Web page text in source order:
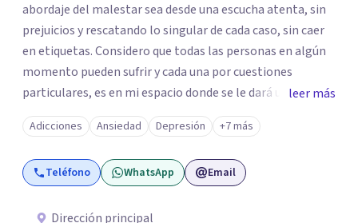
abordaje del malestar sea desde una escucha atenta, sin
prejuicios y rescatando lo singular de cada caso, sin caer
en etiquetas. Considero que todas las personas en algún
momento pueden sufrir y cada una por cuestiones
particulares, es en mi espacio donde se le dará un lugar a
esas cuestiones singulares de cada uno, para luego
generar cambios. Soy una persona en constante
formación, actualmente curso seminarios, una
especialización en psicoanálisis y también investigo.
leer más
Adicciones Ansiedad Depresión +7 más
Teléfono WhatsApp Email
Dirección principal